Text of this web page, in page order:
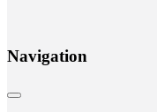
Navi­ga­ti­on